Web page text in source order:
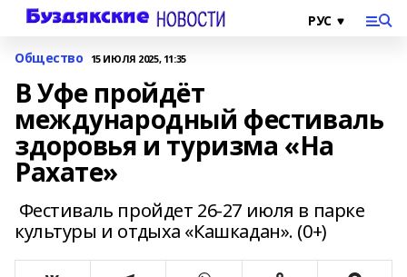
Общество 15 ИЮЛЯ 2025, 11:35
В Уфе пройдёт
международный фестиваль
здоровья и туризма «На
Рахате»
Фестиваль пройдет 26-27 июля в парке
культуры и отдыха «Кашкадан». (0+)